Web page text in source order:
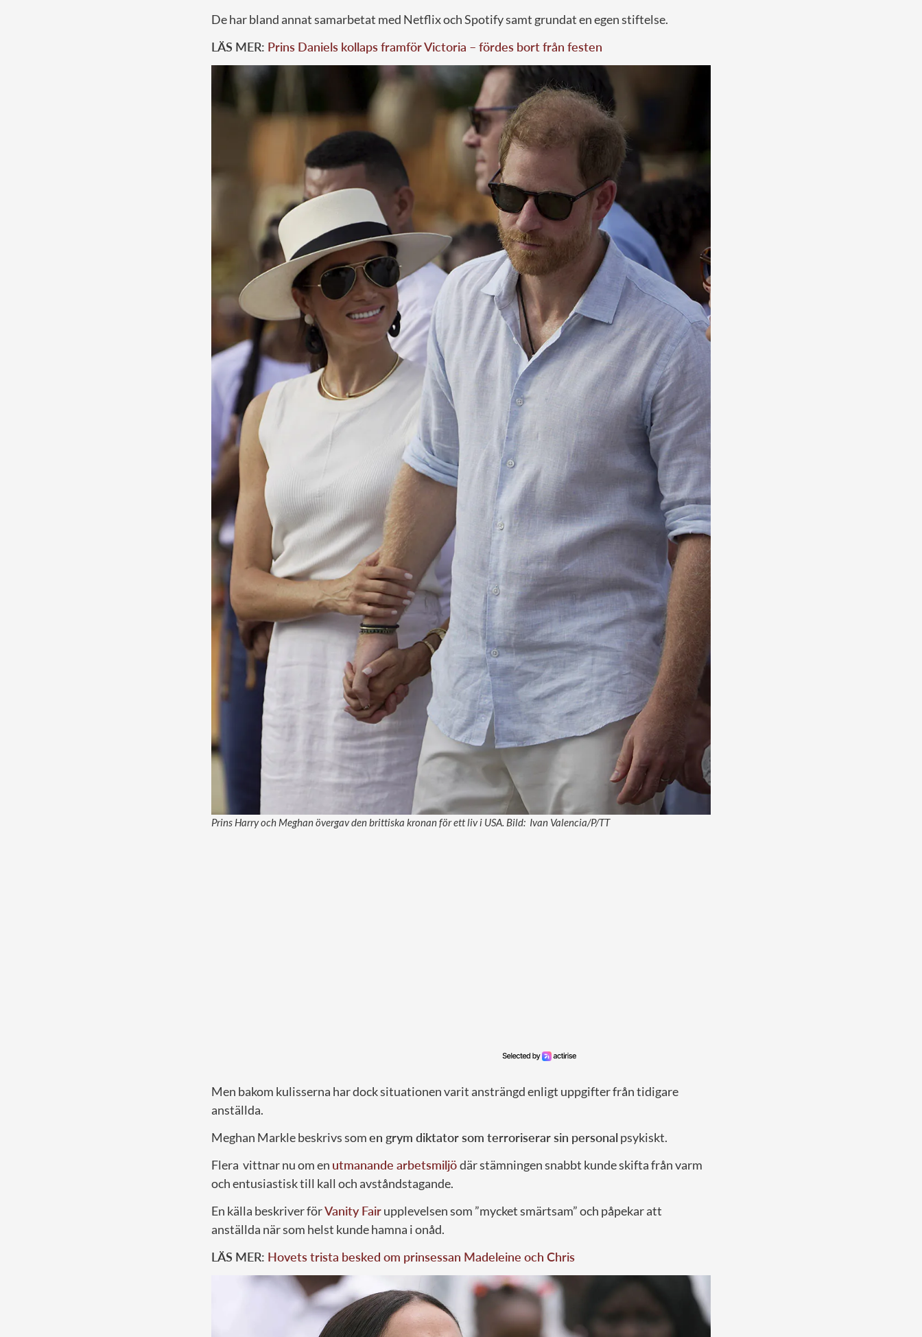
De har bland annat samarbetat med Netflix och Spotify samt grundat en egen stiftelse.
LÄS MER: Prins Daniels kollaps framför Victoria – fördes bort från festen
Prins Harry och Meghan övergav den brittiska kronan för ett liv i USA. Bild: Ivan Valencia/P/TT
Men bakom kulisserna har dock situationen varit ansträngd enligt uppgifter från tidigare
anställda.
Meghan Markle beskrivs somen grym diktator som terroriserar sin personalpsykiskt.
Flera vittnar nu om en utmanande arbetsmiljödär stämningen snabbt kunde skifta från varm
och entusiastisk till kall och avståndstagande.
En källa beskriver förVanity Fairupplevelsen som ”mycket smärtsam” och påpekar att
anställda när som helst kunde hamna i onåd.
LÄS MER: Hovets trista besked om prinsessan Madeleine och Chris